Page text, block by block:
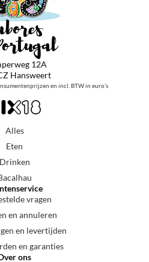
12A
Hansweert
en incl. BTW in euro’s
Alles
Eten
Drinken
vragen
en annuleren
en levertijden
en garanties
ons